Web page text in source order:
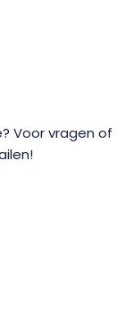
Voor vragen of